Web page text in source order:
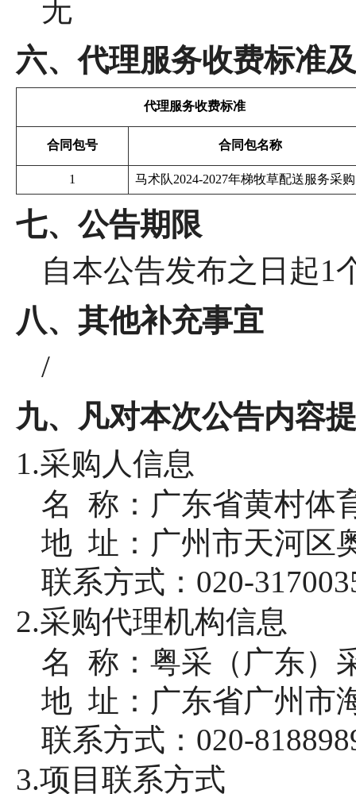
无
六、代理服务收费标准
代理服务收费标准
合同包号 合同包名称
1 马术队2024-2027年梯牧草配送服务采购
七、公告期限
自本公告发布之日起1
八、其他补充事宜
/
九、凡对本次公告内容
1.采购人信息
名
称：广东省黄村体
地 址：广州市天河区
联系方式： 020-
2.采购代理机构信息
名
称：粤采（广东）
地 址：广东省广州市
联系方式： 020-
3.项目联系方式